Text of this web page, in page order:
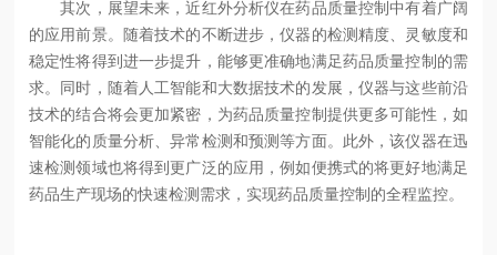
其次，展望未来，近红外分析仪在药品质量控制中有着广阔
的应用前景。随着技术的不断进步，仪器的检测精度、灵敏度和
稳定性将得到进一步提升，能够更准确地满足药品质量控制的需
求。同时，随着人工智能和大数据技术的发展，仪器与这些前沿
技术的结合将会更加紧密，为药品质量控制提供更多可能性，如
智能化的质量分析、异常检测和预测等方面。此外，该仪器在迅
速检测领域也将得到更广泛的应用，例如便携式的将更好地满足
药品生产现场的快速检测需求，实现药品质量控制的全程监控。